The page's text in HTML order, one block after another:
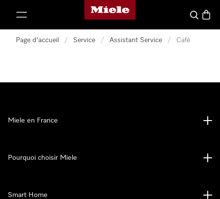
Page d'accueil Miele
Search
Page d'accueil / Service / Assistant Service / Café
Miele en France
Pourquoi choisir Miele
Smart Home